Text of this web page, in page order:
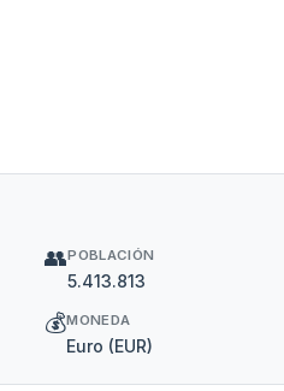
👥POBLACIÓN
5.413.813
💰MONEDA
Euro (EUR)